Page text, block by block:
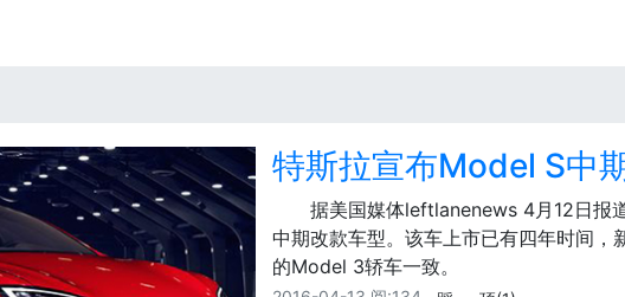
特斯拉宣布Model S中
据美国媒体leftlanenews 4月12日报
中期改款车型。该车上市已有四年时间
的Model 3轿车一致。